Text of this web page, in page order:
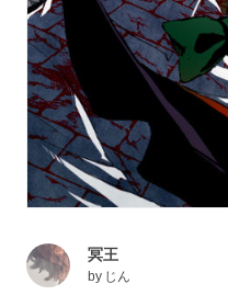
冥王
by じん